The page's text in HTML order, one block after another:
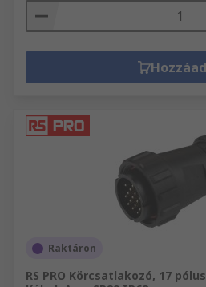
Raktáron
RS PRO Körcsatlakozó, 17